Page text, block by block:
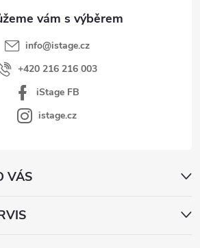
info@istage.cz
+420 216 216 003
iStage FB
istage.cz
VÁS